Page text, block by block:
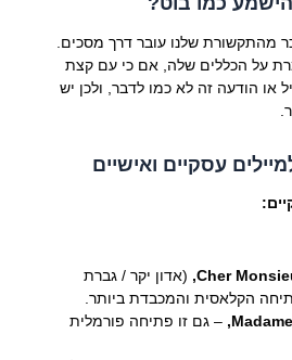
מהתקשורת שלנו עובר דרך מסכים.
על הכללים שלה, אם כי עם קצת
או הודעה זה לא כמו לדבר, ולכן יש
עסקיים ואישיים
Cher (אדון יקר / גברת
הקלאסית והמכבדת ביותר.
– גם זו פתיחה פורמלית